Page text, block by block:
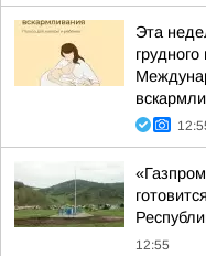
Эта
12:55